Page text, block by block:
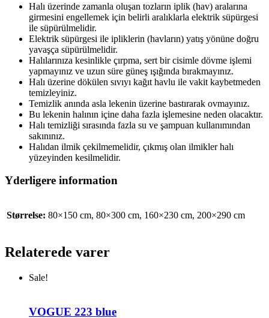
Halı üzerinde zamanla oluşan tozların iplik (hav) aralarına
girmesini engellemek için belirli aralıklarla elektrik süpürgesi
ile süpürülmelidir.
Elektrik süpürgesi ile ipliklerin (havların) yatış yönüne doğru
yavaşça süpürülmelidir.
Halılarınıza kesinlikle çırpma, sert bir cisimle dövme işlemi
yapmayınız ve uzun süre güneş ışığında bırakmayınız.
Halı üzerine dökülen sıvıyı kağıt havlu ile vakit kaybetmeden
temizleyiniz.
Temizlik anında asla lekenin üzerine bastırarak ovmayınız.
Bu lekenin halının içine daha fazla işlemesine neden olacaktır.
Halı temizliği sırasında fazla su ve şampuan kullanımından
sakınınız.
Halıdan ilmik çekilmemelidir, çıkmış olan ilmikler halı
yüzeyinden kesilmelidir.
Yderligere information
Størrelse: 80×150 cm, 80×300 cm, 160×230 cm, 200×290 cm
Relaterede varer
Sale!
VOGUE 223 blue